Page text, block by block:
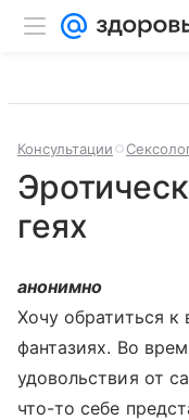
Консультации
геях
анонимно
Хочу обратиться
фантазиях. Во
удовольствия от
что-то себе